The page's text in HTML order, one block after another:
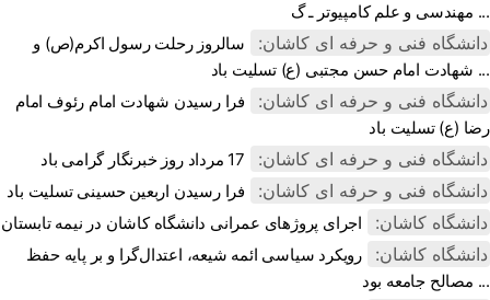
مهندسی و علم کامپیوتر ـ گ ...
دانشگاه فنی و حرفه ای کاشان:
سالروز رحلت رسول اکرم(ص) و
شهادت امام حسن مجتبی (ع) تسلیت باد ...
دانشگاه فنی و حرفه ای کاشان:
فرا رسیدن شهادت امام رئوف امام
رضا (ع) تسلیت باد
دانشگاه فنی و حرفه ای کاشان: 17 مرداد روز خبرنگار گرامی باد
دانشگاه فنی و حرفه ای کاشان: فرا رسیدن اربعین حسینی تسلیت باد
دانشگاه کاشان: اجرای پروژهای عمرانی دانشگاه کاشان در نیمه تابستان
دانشگاه کاشان:
رویکرد سیاسی ائمه شیعه، اعتدال‌گرا و بر پایه حفظ
مصالح جامعه بود ...